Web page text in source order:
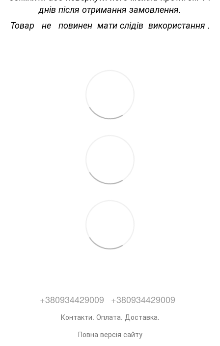
днів після отримання замовлення.
Товар не повинен мати слідів використання .
+380934429009 +380934429009
Контакти. Оплата. Доставка.
Повна версія сайту